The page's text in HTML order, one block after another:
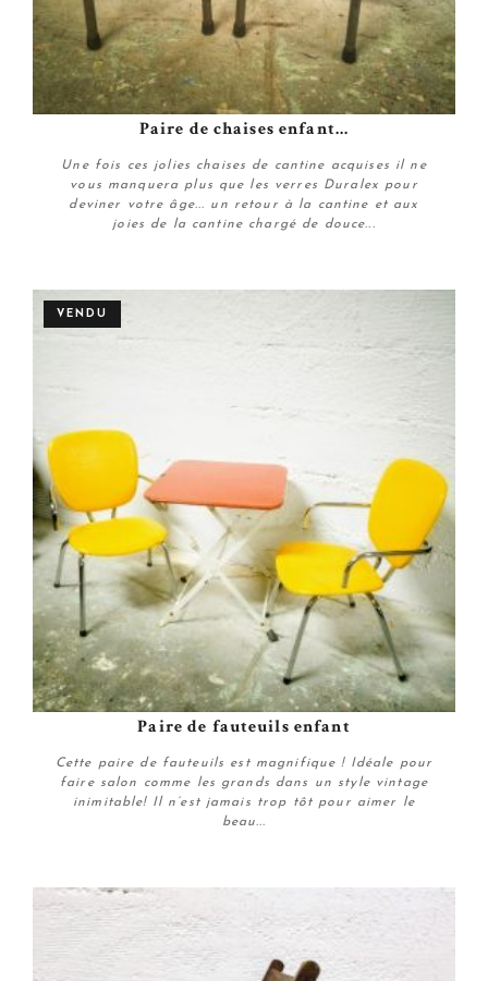
Paire de chaises enfant...
Une fois ces jolies chaises de cantine acquises il ne
vous manquera plus que les verres Duralex pour
deviner votre âge... un retour à la cantine et aux
joies de la cantine chargé de douce...
VENDU
Paire de fauteuils enfant
Cette paire de fauteuils est magnifique ! Idéale pour
faire salon comme les grands dans un style vintage
inimitable! Il n’est jamais trop tôt pour aimer le
beau...